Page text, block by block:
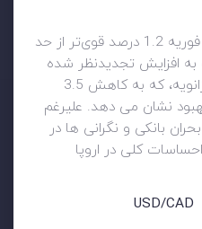
خرده‌فروشی در بریتانیا در ماه فوریه 1.2 درصد قوی‌تر از حد
به افزایش تجدیدنظر شده
0.9 درصدی مشاهده شده در ژانویه، که به کاهش 3.5
نشان می دهد. علیرغم
بانکی و نگرانی ها در
کلی در اروپا